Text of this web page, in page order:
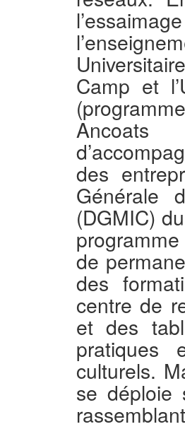
Camp et
des
Générale
(DGMIC)
de
des
centre de
et des
pratiques
culturels.
se déploie